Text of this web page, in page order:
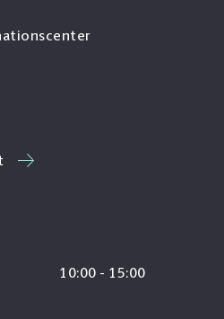
10:00 - 15:00